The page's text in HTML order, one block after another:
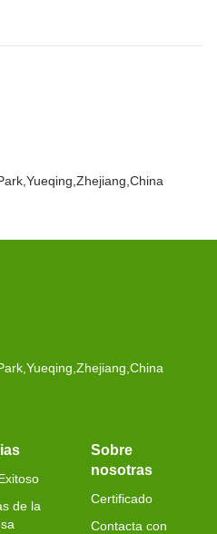
de la
Sobre
nosotras
Certificado
Contacta con